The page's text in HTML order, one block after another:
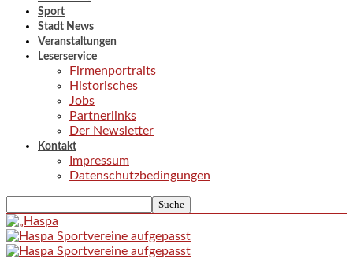
Sport
Stadt News
Veranstaltungen
Leserservice
Firmenportraits
Historisches
Jobs
Partnerlinks
Der Newsletter
Kontakt
Impressum
Datenschutzbedingungen